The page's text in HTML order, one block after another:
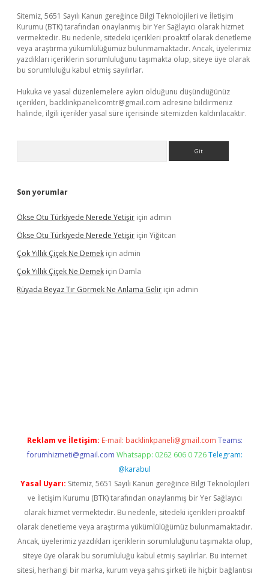
Sitemiz, 5651 Sayılı Kanun gereğince Bilgi Teknolojileri ve İletişim
Kurumu (BTK) tarafından onaylanmış bir Yer Sağlayıcı olarak hizmet
vermektedir. Bu nedenle, sitedeki içerikleri proaktif olarak denetleme
veya araştırma yükümlülüğümüz bulunmamaktadır. Ancak, üyelerimiz
yazdıkları içeriklerin sorumluluğunu taşımakta olup, siteye üye olarak
bu sorumluluğu kabul etmiş sayılırlar.
Hukuka ve yasal düzenlemelere aykırı olduğunu düşündüğünüz
içerikleri, backlinkpanelicomtr@gmail.com adresine bildirmeniz
halinde, ilgili içerikler yasal süre içerisinde sitemizden kaldırılacaktır.
Son yorumlar
Ökse Otu Türkiyede Nerede Yetişir için admin
Ökse Otu Türkiyede Nerede Yetişir için Yiğitcan
Çok Yıllık Çiçek Ne Demek için admin
Çok Yıllık Çiçek Ne Demek için Damla
Rüyada Beyaz Tır Görmek Ne Anlama Gelir için admin
Reklam ve İletişim: E-mail: backlinkpaneli@gmail.com Teams:
forumhizmeti@gmail.com Whatsapp: 0262 606 0 726 Telegram:
@karabul
Yasal Uyarı: Sitemiz, 5651 Sayılı Kanun gereğince Bilgi Teknolojileri
ve İletişim Kurumu (BTK) tarafından onaylanmış bir Yer Sağlayıcı
olarak hizmet vermektedir. Bu nedenle, sitedeki içerikleri proaktif
olarak denetleme veya araştırma yükümlülüğümüz bulunmamaktadır.
Ancak, üyelerimiz yazdıkları içeriklerin sorumluluğunu taşımakta olup,
siteye üye olarak bu sorumluluğu kabul etmiş sayılırlar. Bu internet
sitesi, herhangi bir marka, kurum veya şahıs şirketi ile hiçbir bağlantısı